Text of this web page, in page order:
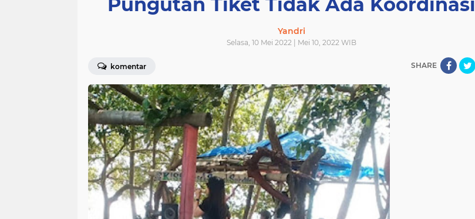
Yandri
Selasa, 10 Mei 2022 | Mei 10, 2022 WIB
komentar SHARE